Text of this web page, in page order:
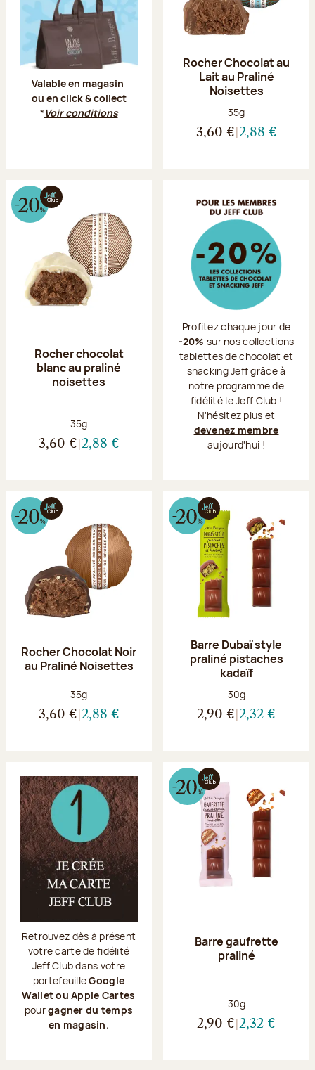
Valable en magasin
ou en click & collect
*Voir conditions
Rocher Chocolat au
Lait au Praliné
Noisettes
Poids net :
35g
3,60 € 2,88 €
Rocher chocolat
blanc au praliné
noisettes
Poids net :
35g
3,60 € 2,88 €
Profitez chaque jour de
-20% sur nos collections
tablettes de chocolat et
snacking Jeff grâce à
notre programme de
fidélité le Jeff Club !
N'hésitez plus et
devenez membre
aujourd'hui !
Rocher Chocolat Noir
au Praliné Noisettes
Poids net :
35g
3,60 € 2,88 €
Barre Dubaï style
praliné pistaches
kadaïf
Poids net :
30g
2,90 € 2,32 €
Retrouvez dès à présent
votre carte de fidélité
Jeff Club dans votre
portefeuilleGoogle
Wallet ou Apple Cartes
pourgagner du temps
en magasin.
Barre gaufrette
praliné
Poids net :
30g
2,90 € 2,32 €